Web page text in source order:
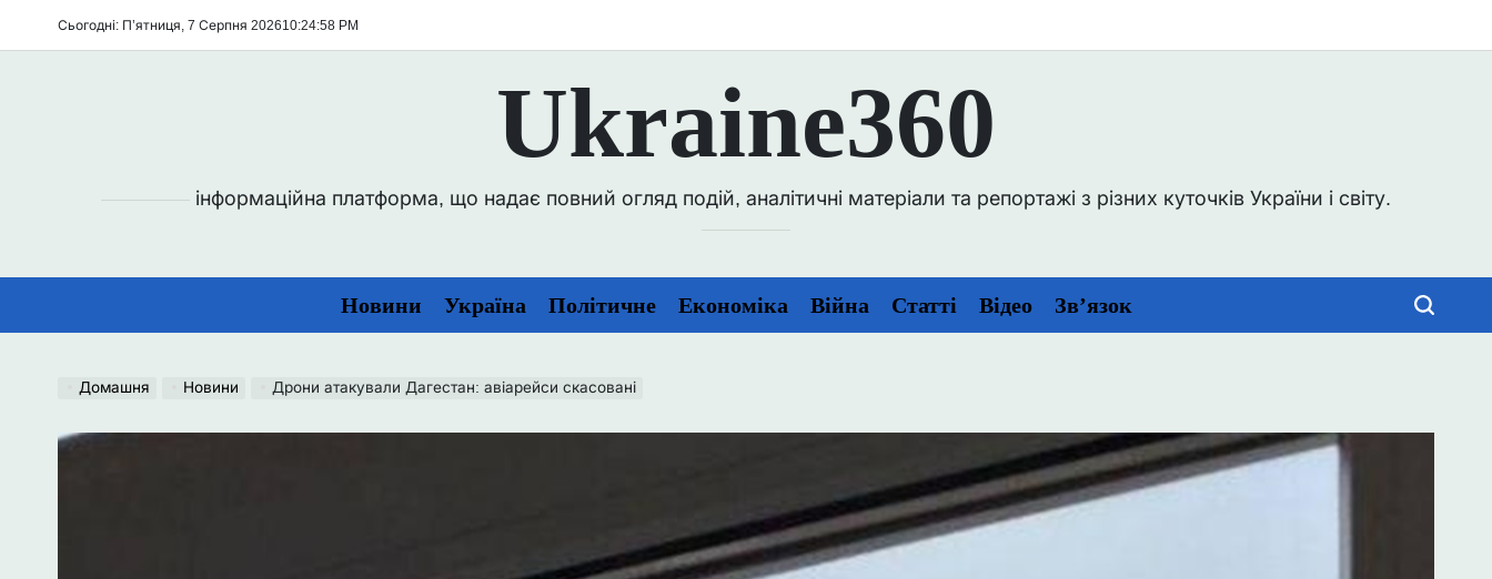
Сьогодні: П’ятниця, 7 Серпня 202610:24:59 PM
Ukraine360
інформаційна платформа, що надає повний огляд подій, аналітичні матеріали та репортажі з різних куточків України і світу.
Новини Україна Політичне Економіка Війна Статті Відео Зв’язок
Домашня Новини Дрони атакували Дагестан: авіарейси скасовані